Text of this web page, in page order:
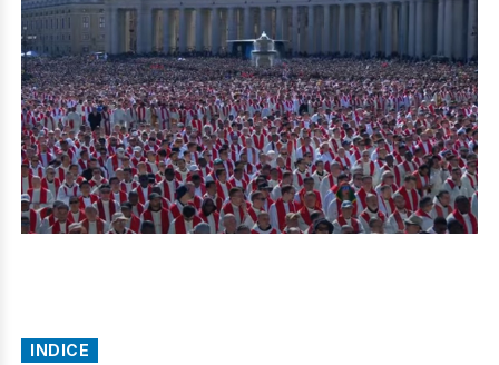
INDICE